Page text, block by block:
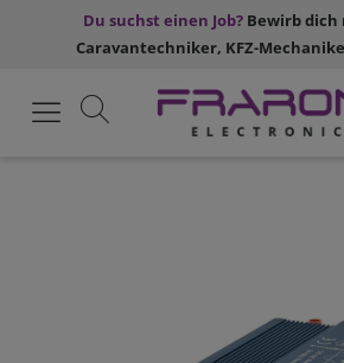
Du suchst einen Job? Bewirb
Caravantechniker, KFZ-